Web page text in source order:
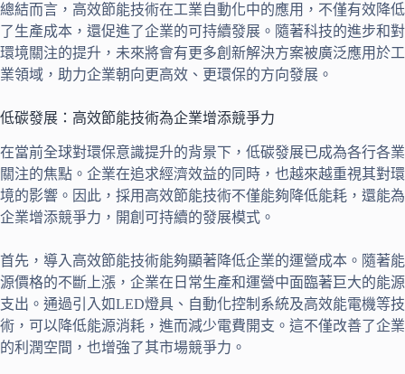
總結而言，高效節能技術在工業自動化中的應用，不僅有效降低
了生產成本，還促進了企業的可持續發展。隨著科技的進步和對
環境關注的提升，未來將會有更多創新解決方案被廣泛應用於工
業領域，助力企業朝向更高效、更環保的方向發展。
低碳發展：高效節能技術為企業增添競爭力
在當前全球對環保意識提升的背景下，低碳發展已成為各行各業
關注的焦點。企業在追求經濟效益的同時，也越來越重視其對環
境的影響。因此，採用高效節能技術不僅能夠降低能耗，還能為
企業增添競爭力，開創可持續的發展模式。
首先，導入高效節能技術能夠顯著降低企業的運營成本。隨著能
源價格的不斷上漲，企業在日常生產和運營中面臨著巨大的能源
支出。通過引入如LED燈具、自動化控制系統及高效能電機等技
術，可以降低能源消耗，進而減少電費開支。這不僅改善了企業
的利潤空間，也增強了其市場競爭力。